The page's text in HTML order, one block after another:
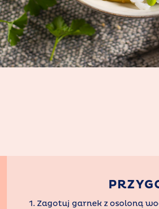
1. Zagotuj garnek z osoloną